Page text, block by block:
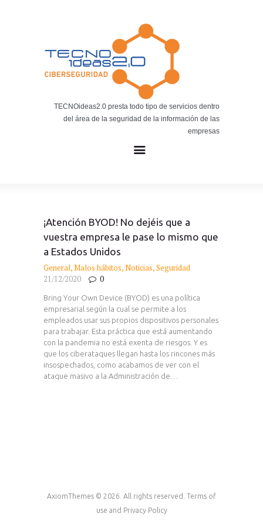
TECNOideas2.0 presta todo tipo de servicios dentro
del área de la seguridad de la información de las
empresas
BLOG TECNOIDEAS
Noticias tecnológicas.
¡Atención BYOD! No dejéis que a
vuestra empresa le pase lo mismo que
a Estados Unidos
General,Malos hábitos,Noticias,Seguridad
21/12/2020
0
Bring Your Own Device (BYOD) es una política
empresarial según la cual se permite a los
empleados usar sus propios dispositivos personales
para trabajar. Esta práctica que está aumentando
con la pandemia no está exenta de riesgos. Y es
que los ciberataques llegan hasta los rincones más
insospechados, como acabamos de ver con el
ataque masivo a la Administración de…
AxiomThemes © 2026. All rights reserved. Terms of
use and Privacy Policy